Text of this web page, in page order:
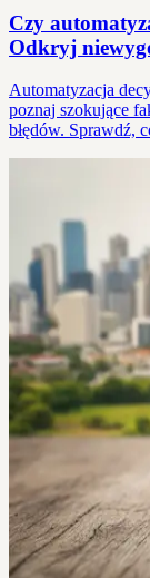
Czy
Odkryj
Automatyzacja
poznaj szokujące
błędów. Sprawdź,